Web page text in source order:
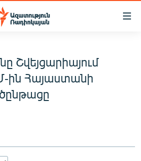
Շվեյցարիայում
ին Հայաստանի